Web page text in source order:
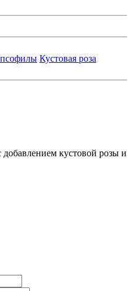
Кустовая роза
добавлением кустовой розы и